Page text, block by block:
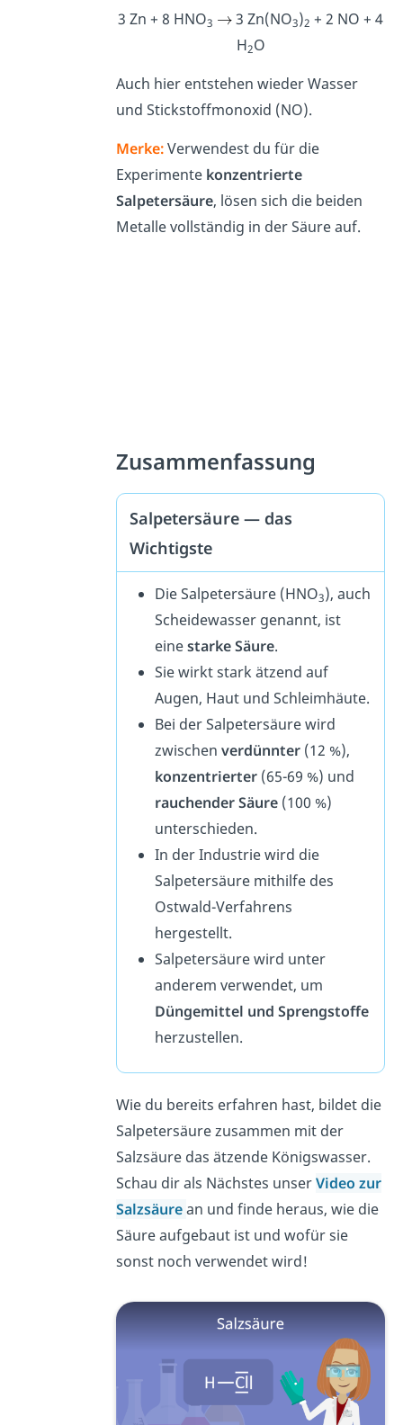
3 Zn + 8 HNO3 3 Zn(NO3)2 + 2 NO + 4
H2O
Auch hier entstehen wieder Wasser
und Stickstoffmonoxid (NO).
Merke:Verwendest du für die
Experimente konzentrierte
Salpetersäure, lösen sich die beiden
Metalle vollständig in der Säure auf.
Zusammenfassung
Salpetersäure — das
Wichtigste
Die Salpetersäure (HNO3), auch
Scheidewasser genannt, ist
einestarke Säure.
Sie wirkt stark ätzend auf
Augen, Haut und Schleimhäute.
Bei der Salpetersäure wird
zwischenverdünnter (12 %),
konzentrierter (65-69 %) und
rauchenderSäure (100 %)
unterschieden.
In der Industrie wird die
Salpetersäure mithilfe des
Ostwald-Verfahrens
hergestellt.
Salpetersäure wird unter
anderem verwendet, um
Düngemittel und Sprengstoffe
herzustellen.
Wie du bereits erfahren hast, bildet die
Salpetersäure zusammen mit der
Salzsäure das ätzende Königswasser.
Schau dir als Nächstes unserVideo zur
Salzsäurean und finde heraus, wie die
Säure aufgebaut ist und wofür sie
sonst noch verwendet wird!